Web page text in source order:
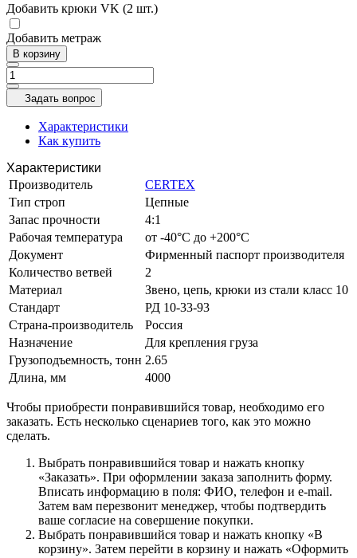
Добавить крюки VK (2 шт.)
Добавить метраж
В корзину
Задать вопрос
Характеристики
Как купить
Характеристики
Производитель
CERTEX
Тип строп
Цепные
Запас прочности
4:1
Рабочая температура
от -40°C до +200°C
Документ
Фирменный паспорт производителя
Количество ветвей
2
Материал
Звено, цепь, крюки из стали класс 10
Стандарт
РД 10-33-93
Страна-производитель
Россия
Назначение
Для крепления груза
Грузоподъемность, тонн 2.65
Длина, мм
4000
Чтобы приобрести понравившийся товар, необходимо его
заказать. Есть несколько сценариев того, как это можно
сделать.
Выбрать понравившийся товар и нажать кнопку
«Заказать». При оформлении заказа заполнить форму.
Вписать информацию в поля: ФИО, телефон и e-mail.
Затем вам перезвонит менеджер, чтобы подтвердить
ваше согласие на совершение покупки.
Выбрать понравившийся товар и нажать кнопку «В
корзину». Затем перейти в корзину и нажать «Оформить